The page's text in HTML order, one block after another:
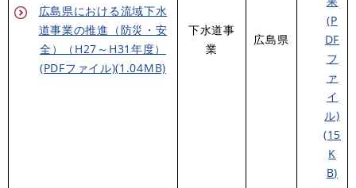
広島県における流域下水
道事業の推進（防災・安
全）（H27～H31年度）
(PDFファイル)(1.04MB)
​下水道事
業
広島県
(P
DF
フ
ァ
イ
ル)
(15
K
B)